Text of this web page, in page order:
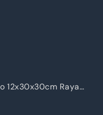
12x30x30cm Raya